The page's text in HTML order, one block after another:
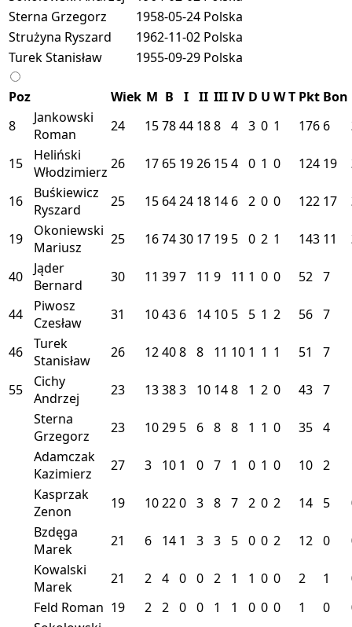
Sterna Grzegorz
1958-05-24 Polska
Strużyna Ryszard
1962-11-02 Polska
Turek Stanisław
1955-09-29 Polska
Poz Wiek M B I II III IV D U WT Pkt Bon
8
Jankowski
Roman
24 157844 188 4 3 0 1 176 6
15
Heliński
Włodzimierz 26 17 65 1926 154 0 1 0 124 19
16
Buśkiewicz
Ryszard
25 15 6424 18 14 6 2 0 0 122 17
19
Okoniewski
Mariusz
25 167430 17 19 5 0 2 1 143 11
40
Jąder
Bernard
30 11 397 11 9 11 1 0 0 52 7
44
Piwosz
Czesław
31 1043 6 14 10 5 5 1 2 56 7
46
Turek
Stanisław
26 12408 8 11 10 1 1 1 51 7
55
Cichy
Andrzej
23 13383 10 148 1 2 0 43 7
Sterna
Grzegorz
23 1029 5 6 8 8 1 1 0 35 4
Adamczak
Kazimierz
27 3 10 1 0 7 1 0 1 0 10 2
Kasprzak
Zenon
19 10220 3 8 7 2 0 2 14 5
Bzdęga
Marek
21 6 14 1 3 3 5 0 0 2 12 0
Kowalski
Marek
21 2 4 0 0 2 1 1 0 0 2 1
Feld Roman 19 2 2 0 0 1 1 0 0 0 1 0